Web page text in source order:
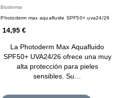
Bioderma
Photoderm max aquafluide SPF50+ uva24/26
14,95 €
La Photoderm Max Aquafluido
SPF50+ UVA24/26 ofrece una muy
alta protección para pieles
sensibles. Su…